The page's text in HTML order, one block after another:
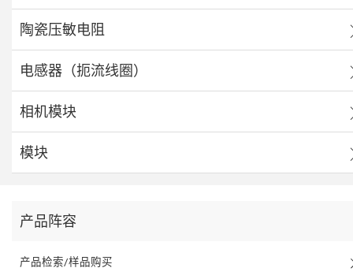
陶瓷压敏电阻
电感器（扼流线圈）
相机模块
模块
产品阵容
产品检索/样品购买